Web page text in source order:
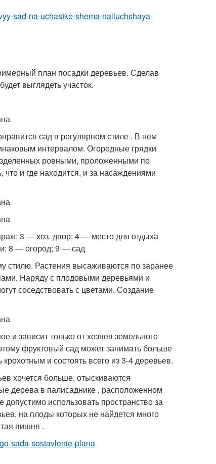
sad-na-uchastke-shema-nailuchshaya-
план посадки деревьев. Сделав
выглядеть участок.
сад в регулярном стиле . В нем
интервалом. Огородные грядки
ровными, проложенными по
и где находится, и за насаждениями
3 — хоз. двор; 4 — место для отдыха
8 — огород; 9 — сад
стилю. Растения высаживаются по заранее
Наряду с плодовыми деревьями и
соседствовать с цветами. Создание
и зависит только от хозяев земельного
фруктовый сад может занимать больше
и состоять всего из 3-4 деревьев.
хочется больше, отыскиваются
дерева в палисаднике , расположенном
использовать пространство за
на плоды которых не найдется много
вишня .
sada-sostavlenie-plana